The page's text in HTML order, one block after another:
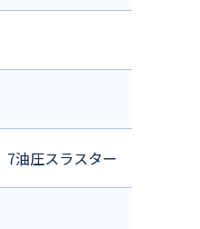
油圧スラスター